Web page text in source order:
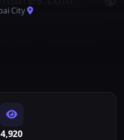
Dubai City
4,920